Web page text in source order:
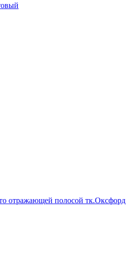
отражающей полосой тк.Оксфорд